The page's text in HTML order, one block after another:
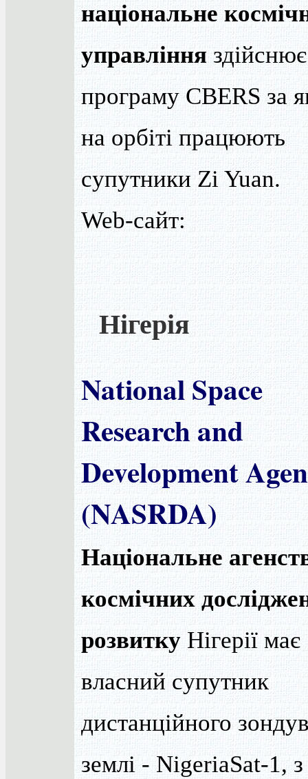
національне
управління здійснює
програму CBERS за
на орбіті працюють
супутники Zi Yuan.
Web-сайт:
Нігерія
National Space
Research and
Development
(NASRDA)
Національне
космічних
розвитку Нігерії має
власний супутник
дистанційного
землі - NigeriaSat-1,